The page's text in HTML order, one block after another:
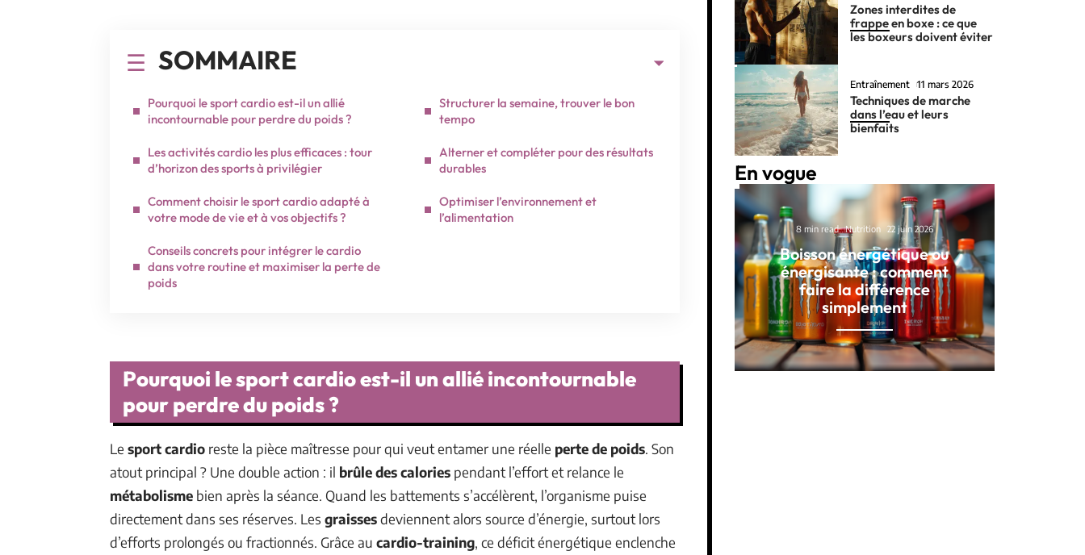
SOMMAIRE
Pourquoi le sport cardio est-il un allié
incontournable pour perdre du poids ?
Les activités cardio les plus efficaces : tour
d’horizon des sports à privilégier
Comment choisir le sport cardio adapté à
votre mode de vie et à vos objectifs ?
Conseils concrets pour intégrer le cardio
dans votre routine et maximiser la perte de
poids
Structurer la semaine, trouver le bon
tempo
Alterner et compléter pour des résultats
durables
Optimiser l’environnement et
l’alimentation
Pourquoi le sport cardio est-il un allié incontournable
pour perdre du poids ?
Le sport cardio reste la pièce maîtresse pour qui veut entamer une réelle perte de poids. Son
atout principal ? Une double action : il brûle des calories pendant l’effort et relance le
métabolisme bien après la séance. Quand les battements s’accélèrent, l’organisme puise
directement dans ses réserves. Les graissesdeviennent alors source d’énergie, surtout lors
d’efforts prolongés ou fractionnés. Grâce au cardio-training, ce déficit énergétique enclenche
Zones interdites de
frappe en boxe : ce que
les boxeurs doivent éviter
Entraînement 11 mars 2026
Techniques de marche
dans l’eau et leurs
bienfaits
En vogue
8 min read Nutrition 22 juin 2026
Boisson énergétique ou
énergisante : comment
faire la différence
simplement